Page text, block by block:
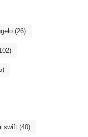
(26)
swift (40)